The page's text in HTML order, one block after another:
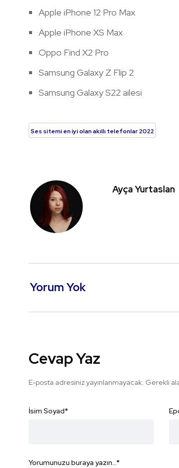
Apple iPhone 12 Pro Max
Apple iPhone XS Max
Oppo Find X2 Pro
Samsung Galaxy Z Flip 2
Samsung Galaxy S22 ailesi
Ses sitemi en iyi olan akıllı telefonlar 2022
Ayça Yurtaslan
Yorum Yok
Cevap Yaz
E-posta adresiniz yayınlanmayacak. Gerekli
İsim Soyad*
Yorumunuzu buraya yazın...*